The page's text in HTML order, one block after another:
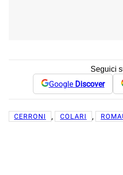
Seguici
Google Discover
CERRONI , COLARI ,